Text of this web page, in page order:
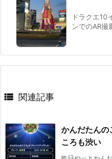
ドラクエ
ンでのAR撮
 関連記事
かんだたん
ころも渋い